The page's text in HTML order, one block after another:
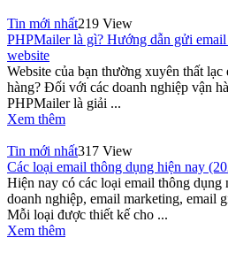
Tin mới nhất219 View
PHPMailer là gì? Hướng dẫn gửi
website
Website của bạn thường xuyên thất
hàng? Đối với các doanh nghiệp vận
PHPMailer là giải ...
Xem thêm
Tin mới nhất317 View
Các loại email thông dụng hiện nay
Hiện nay có các loại email thông dụng
doanh nghiệp, email marketing, email
Mỗi loại được thiết kế cho ...
Xem thêm